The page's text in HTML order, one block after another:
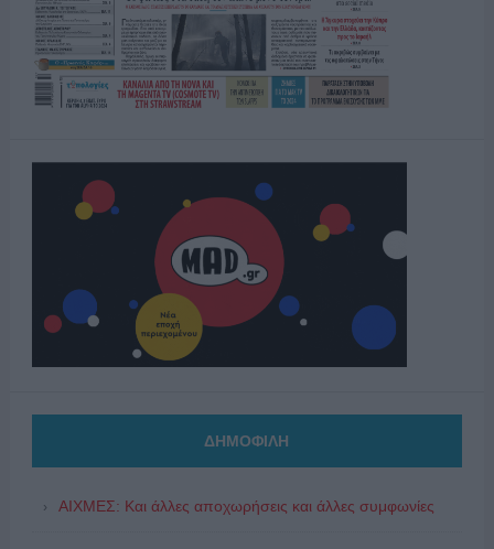
ΔΗΜΟΦΙΛΗ
ΑΙΧΜΕΣ: Και άλλες αποχωρήσεις και άλλες συμφωνίες